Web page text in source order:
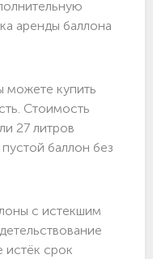
аренды баллона
купить
Стоимость
27 литров
баллон без
с истекшим
истёк срок